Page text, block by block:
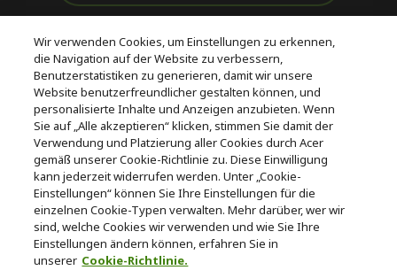
Kostenloser
Versand
vor und nach
dem Kauf
Zahlung
© 2026 Acer Inc.
CPYou BV ist der autorisierte Wiederverkäufer und Händler der
Produkte und Dienstleistungen, die in diesem Shop angeboten
werden.
Wir verwenden Cookies, um Einstellungen zu erkennen,
die Navigation auf der Website zu verbessern,
Benutzerstatistiken zu generieren, damit wir unsere
Website benutzerfreundlicher gestalten können, und
personalisierte Inhalte und Anzeigen anzubieten. Wenn
Sie auf „Alle akzeptieren“ klicken, stimmen Sie damit der
Verwendung und Platzierung aller Cookies durch Acer
gemäß unserer Cookie-Richtlinie zu. Diese Einwilligung
kann jederzeit widerrufen werden. Unter „Cookie-
Einstellungen“ können Sie Ihre Einstellungen für die
einzelnen Cookie-Typen verwalten. Mehr darüber, wer wir
sind, welche Cookies wir verwenden und wie Sie Ihre
Einstellungen ändern können, erfahren Sie in
unserer Cookie-Richtlinie.